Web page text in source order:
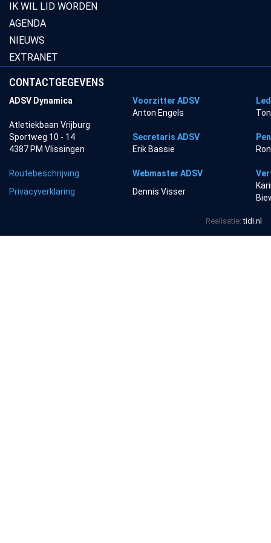
IK WIL LID WORDEN
AGENDA
NIEUWS
EXTRANET
CONTACTGEGEVENS
ADSV Dynamica Voorzitter ADSV
Anton Engels
Atletiekbaan Vrijburg
Sportweg 10 - 14
Secretaris ADSV
4387 PM Vlissingen
Erik Bassie
Routebeschrijving Webmaster ADSV
Privacyverklaring
Dennis Visser
Realisatie:tidi.nl